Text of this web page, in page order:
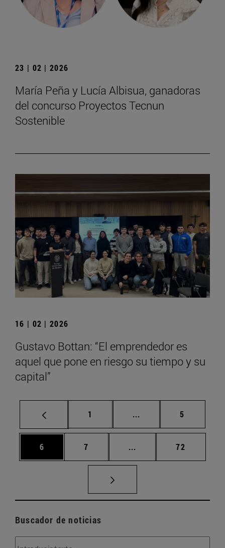
23 | 02 | 2026
María Peña y Lucía Albisua, ganadoras
del concurso Proyectos Tecnun
Sostenible
16 | 02 | 2026
Gustavo Bottan: “El emprendedor es
aquel que pone en riesgo su tiempo y su
capital”
Página
1 ... Páginas intermedias
Página
5
Página
6 Página
7 ... Páginas intermedias
Página
72
Buscador de noticias